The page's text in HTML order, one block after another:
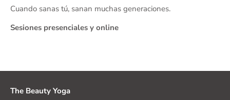
Cuando sanas tú, sanan muchas generaciones.
Sesiones presenciales y online
The Beauty Yoga